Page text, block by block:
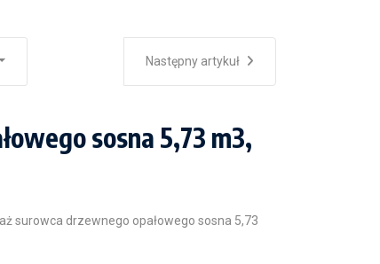
Następny artykuł
sosna 5,73 m3,
surowca drzewnego opałowego sosna 5,73